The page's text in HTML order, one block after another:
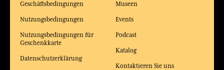
Geschäftsbedingungen
Nutzungsbedingungen
Nutzungsbedingungen für
Geschenkkarte
Datenschutzerklärung
Museen
Events
Podcast
Katalog
Kontaktieren Sie uns